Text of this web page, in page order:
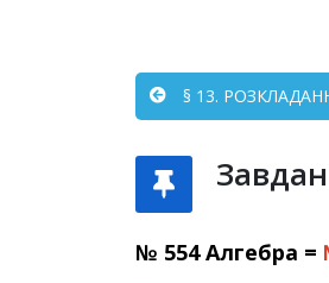
§ 13.
№ 554 Алгебра =